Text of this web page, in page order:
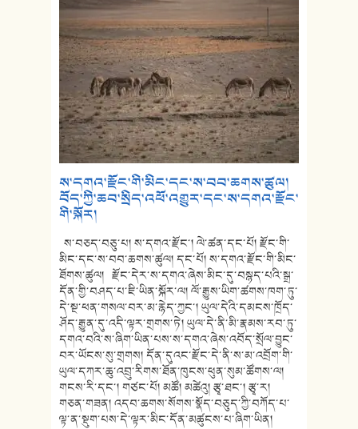
ས་དགའ་རྫོང་གི་མིང་དང་ས་བབ་ཆགས་ཚུལ།
བོད་ཀྱི་ཆབ་སྲིད་འཕོ་འགྱུར་དང་ས་དགའ་རྫོང་
གི་སྐོར།
ས་བཅད་བཅུ་པ། ས་དགའ་རྫོང་། ལེ་ཚན་དང་པོ། རྫོང་གི་
མིང་དང་ས་བབ་ཆགས་ཚུལ། དང་པོ། ས་དགའ་རྫོང་གི་མིང་
ཐོགས་ཚུལ། རྫོང་དེར་ས་དགའ་ཞེས་མིང་དུ་བསྙད་པའི་སྒྲ་
དོན་གྱི་བཤད་པ་ཇི་ཡིན་སྐོར་ལ། ལོ་རྒྱུས་ཡིག་ཚགས་ཁག་ཏུ་
དེ་སྔ་ཕན་གསལ་བར་མ་རྙེད་ཀྱང་། ཡུལ་དེའི་དམངས་ཁྲོད་
ཤོད་རྒྱུན་དུ་འདི་ལྟར་གྲགས་ཏེ། ཡུལ་དེ་ནི་མི་རྣམས་རབ་ཏུ་
དགའ་བའི་ས་ཞིག་ཡིན་པས་ས་དགའ་ཞེས་འབོད་སྲོལ་བྱུང་
བར་ཡོངས་སུ་གྲགས། དོན་དུའང་རྫོང་དེ་ནི་ས་མ་འབྲོག་གི་
ཡུལ་དཀར་ཆུ་འབྲུ་རིགས་ཐོན་ཁུངས་ཕུན་སུམ་ཚོགས་ལ།
གངས་རི་དང་། གཙང་པོ། མཚོ། མཚེའུ། རྩྭ་ཐང་། རྩྭ་ར།
གཅན་གཟན། འདབ་ཆགས་སོགས་སྣོད་བཅུད་ཀྱི་བཀོད་པ་
ལྟ་ན་སྡུག་པས་དེ་ལྟར་མིང་དོན་མཚུངས་པ་ཞིག་ཡིན།